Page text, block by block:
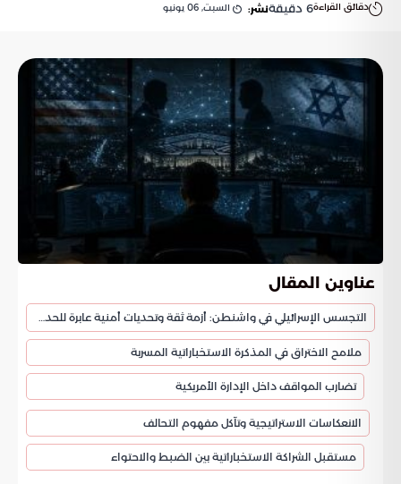
دقائق القراءة6 دقيقةنشر: السبت, 06 يونيو
عناوين المقال
التجسس الإسرائيلي في واشنطن: أزمة ثقة وتحديات أمنية عابرة للحدود
ملامح الاختراق في المذكرة الاستخباراتية المسربة
تضارب المواقف داخل الإدارة الأمريكية
الانعكاسات الاستراتيجية وتآكل مفهوم التحالف
مستقبل الشراكة الاستخباراتية بين الضبط والاحتواء